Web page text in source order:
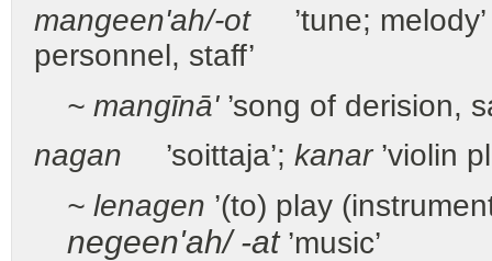
mangeen'ah/-ot’tune;
personnel, staff’
~ mangīnā'’song of derision,
nagan ’soittaja’; kanar’violin
~ lenagen ’(to) play
negeen'ah/ -at ’music’